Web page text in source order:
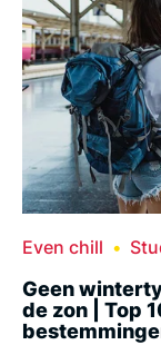
Even chill
Geen
de zon | Top